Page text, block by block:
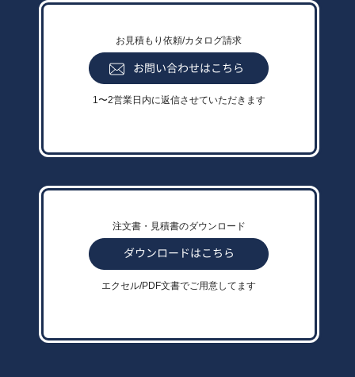
お見積もり依頼/カタログ請求
1〜2営業日内に返信させていただきます
注文書・見積書のダウンロード
エクセル/PDF文書でご用意してます